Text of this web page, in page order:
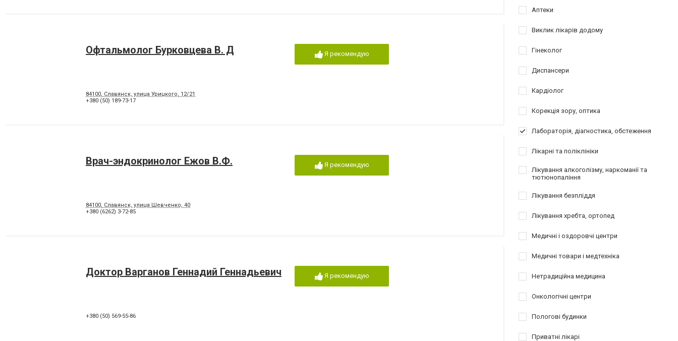
Офтальмолог Бурковцева В. Д
84100, Славянск, улица Урицкого, 12/21
+380 (50) 189-73-17
Я рекомендую
Врач-эндокринолог Ежов В.Ф.
84100, Славянск, улица Шевченко, 40
+380 (6262) 3-72-85
Я рекомендую
Доктор Варганов Геннадий Геннадьевич
+380 (50) 569-55-86
Я рекомендую
Аптеки
Виклик лікарів додому
Гінеколог
Диспансери
Кардіолог
Корекція зору, оптика
Лабораторія, діагностика, обстеження
Лікарні та поліклініки
Лікування алкоголізму, наркоманії та
тютюнопаління
Лікування безпліддя
Лікування хребта, ортопед
Медичні і оздоровчі центри
Медичні товари і медтехніка
Нетрадиційна медицина
Онкологічні центри
Пологові будинки
Приватні лікарі